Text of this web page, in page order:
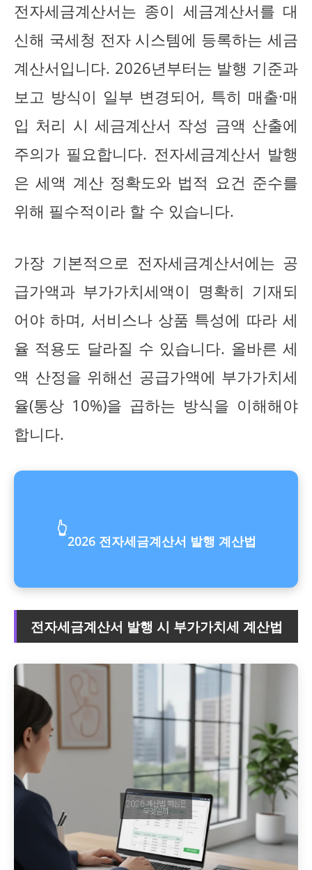
전자세금계산서는 종이 세금계산서를 대
신해 국세청 전자 시스템에 등록하는 세금
계산서입니다. 2026년부터는 발행 기준과
보고 방식이 일부 변경되어, 특히 매출·매
입 처리 시 세금계산서 작성 금액 산출에
주의가 필요합니다. 전자세금계산서 발행
은 세액 계산 정확도와 법적 요건 준수를
위해 필수적이라 할 수 있습니다.
가장 기본적으로 전자세금계산서에는 공
급가액과 부가가치세액이 명확히 기재되
어야 하며, 서비스나 상품 특성에 따라 세
율 적용도 달라질 수 있습니다. 올바른 세
액 산정을 위해선 공급가액에 부가가치세
율(통상 10%)을 곱하는 방식을 이해해야
합니다.
👆
2026 전자세금계산서 발행 계산법
전자세금계산서 발행 시 부가가치세 계산법